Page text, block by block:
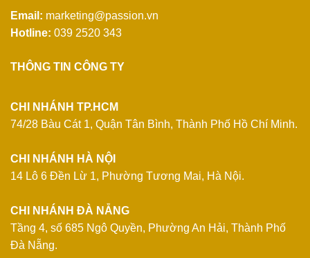
Email: marketing@passion.vn
Hotline: 039 2520 343
THÔNG TIN CÔNG TY
CHI NHÁNH TP.HCM
74/28 Bàu Cát 1, Quận Tân Bình, Thành Phố Hồ Chí Minh.
CHI NHÁNH HÀ NỘI
14 Lô 6 Đền Lừ 1, Phường Tương Mai, Hà Nội.
CHI NHÁNH ĐÀ NẴNG
Tầng 4, số 685 Ngô Quyền, Phường An Hải, Thành Phố
Đà Nẵng.